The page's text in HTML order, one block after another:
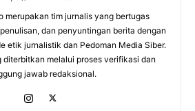
merupakan tim jurnalis yang bertugas
dan penyuntingan berita dengan
etik jurnalistik dan Pedoman Media Siber.
melalui proses verifikasi dan
jawab redaksional.